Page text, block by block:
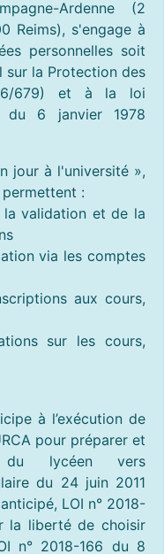
Ardenne (2
Reims), s'engage à
personnelles soit
sur la Protection des
679) et à la loi
du 6 janvier 1978
jour à l'université »,
permettent :
validation et de la
via les comptes
aux cours,
sur les cours,
à l’exécution de
pour préparer et
du lycéen vers
du 24 juin 2011
LOI n° 2018-
la liberté de choisir
n° 2018-166 du 8